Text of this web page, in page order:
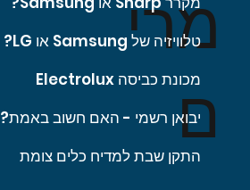
מרי
ם
טלוויזיה של Samsung או LG?
מכונת כביסה Electrolux
יבואן רשמי - האם חשוב באמת?
התקן שבת למדיח כלים צומת